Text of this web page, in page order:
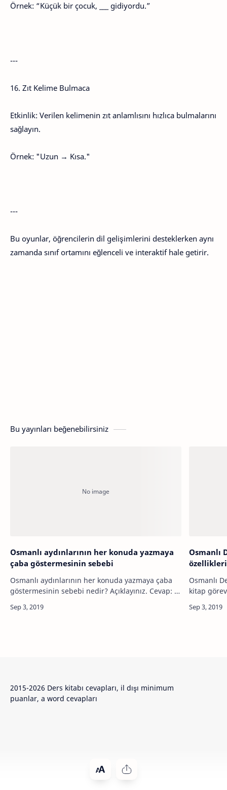
Örnek: “Küçük bir çocuk, ___ gidiyordu.”
---
16. Zıt Kelime Bulmaca
Etkinlik: Verilen kelimenin zıt anlamlısını hızlıca bulmalarını
sağlayın.
Örnek: "Uzun → Kısa."
---
Bu oyunlar, öğrencilerin dil gelişimlerini desteklerken aynı
zamanda sınıf ortamını eğlenceli ve interaktif hale getirir.
Bu yayınları beğenebilirsiniz
Osmanlı aydınlarının her konuda yazmaya
çaba göstermesinin sebebi
Osmanlı aydınlarının her konuda yazmaya çaba
göstermesinin sebebi nedir? Açıklayınız. Cevap: …
Osmanlı
Osmanlı
2015-2026 Ders kitabı cevapları, il dışı minimum
puanlar, a word cevapları